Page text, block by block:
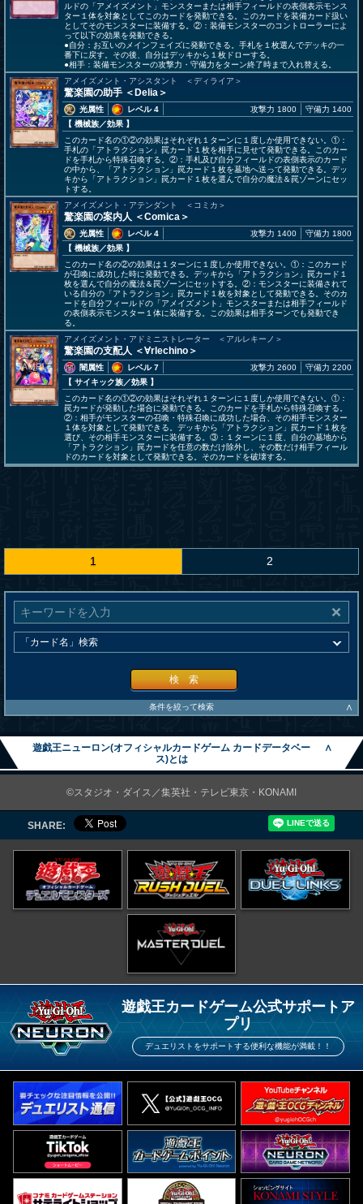
ルドの「アメイズメント」モンスターまたは相手フィールドの表側表示モンス
ター１体を対象としてこのカードを発動できる。このカードを装備カード扱い
としてそのモンスターに装備する。②：装備モンスターのコントローラーによ
って以下の効果を発動できる。
●自分：お互いのメインフェイズに発動できる。手札を１枚選んでデッキの一
番下に戻す。その後、自分はデッキから１枚ドローする。
●相手：装備モンスターの攻撃力・守備力をターン終了時まで入れ替える。
アメイズメント・アシスタント ＜ディライア＞
驚楽園の助手 ＜Delia＞
光属性
レベル 4
【 機械族／効果 】
攻撃力 1800 守備力 1400
このカード名の①②の効果はそれぞれ１ターンに１度しか使用できない。①：
手札の「アトラクション」罠カード１枚を相手に見せて発動できる。このカー
ドを手札から特殊召喚する。②：手札及び自分フィールドの表側表示のカード
の中から、「アトラクション」罠カード１枚を墓地へ送って発動できる。デッ
キから「アトラクション」罠カード１枚を選んで自分の魔法＆罠ゾーンにセッ
トする。
アメイズメント・アテンダント ＜コミカ＞
驚楽園の案内人 ＜Comica＞
光属性
レベル 4
【 機械族／効果 】
攻撃力 1400 守備力 1800
このカード名の②の効果は１ターンに１度しか使用できない。①：このカード
が召喚に成功した時に発動できる。デッキから「アトラクション」罠カード１
枚を選んで自分の魔法＆罠ゾーンにセットする。②：モンスターに装備されて
いる自分の「アトラクション」罠カード１枚を対象として発動できる。そのカ
ードを自分フィールドの「アメイズメント」モンスターまたは相手フィールド
の表側表示モンスター１体に装備する。この効果は相手ターンでも発動でき
る。
アメイズメント・アドミニストレーター ＜アルレキーノ＞
驚楽園の支配人 ＜∀rlechino＞
闇属性
レベル 7
【 サイキック族／効果 】
攻撃力 2600 守備力 2200
このカード名の①②の効果はそれぞれ１ターンに１度しか使用できない。①：
罠カードが発動した場合に発動できる。このカードを手札から特殊召喚する。
②：相手がモンスターの召喚・特殊召喚に成功した場合、その相手モンスター
１体を対象として発動できる。デッキから「アトラクション」罠カード１枚を
選び、その相手モンスターに装備する。③：１ターンに１度、自分の墓地から
「アトラクション」罠カードを任意の数だけ除外し、その数だけ相手フィール
ドのカードを対象として発動できる。そのカードを破壊する。
1 2
検 索
条件を絞って検索 ∧
遊戯王ニューロン(オフィシャルカードゲーム カードデータベー
ス)とは
∧
©スタジオ・ダイス／集英社・テレビ東京・KONAMI
SHARE:
遊戯王カードゲーム公式サポートア
プリ
デュエリストをサポートする便利な機能が満載！！